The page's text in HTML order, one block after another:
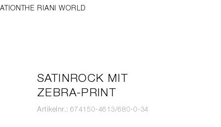
THE RIANI WORLD
SATINROCK MIT
ZEBRA-PRINT
Artikelnr.: 674150-4613/680-0-34